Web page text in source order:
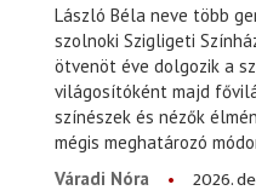
László Béla neve több
szolnoki Szigligeti
ötvenöt éve dolgozik a
világosítóként majd
színészek és nézők
mégis meghatározó
Váradi Nóra
2026.